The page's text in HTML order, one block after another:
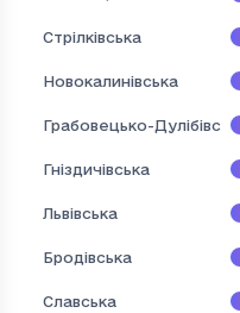
Стрілківська
Новокалинівська
Грабовецько-Дулібівська
Гніздичівська
Львівська
Бродівська
Славська